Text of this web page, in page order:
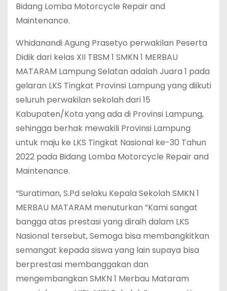
Bidang Lomba Motorcycle Repair and
Maintenance.
Whidanandi Agung Prasetyo perwakilan Peserta
Didik dari kelas XII TBSM 1 SMKN 1 MERBAU
MATARAM Lampung Selatan adalah Juara 1 pada
gelaran LKS Tingkat Provinsi Lampung yang diikuti
seluruh perwakilan sekolah dari 15
Kabupaten/Kota yang ada di Provinsi Lampung,
sehingga berhak mewakili Provinsi Lampung
untuk maju ke LKS Tingkat Nasional ke-30 Tahun
2022 pada Bidang Lomba Motorcycle Repair and
Maintenance.
“Suratiman, S.Pd selaku Kepala Sekolah SMKN 1
MERBAU MATARAM menuturkan “Kami sangat
bangga atas prestasi yang diraih dalam LKS
Nasional tersebut, Semoga bisa membangkitkan
semangat kepada siswa yang lain supaya bisa
berprestasi membanggakan dan
mengembangkan SMKN 1 Merbau Mataram